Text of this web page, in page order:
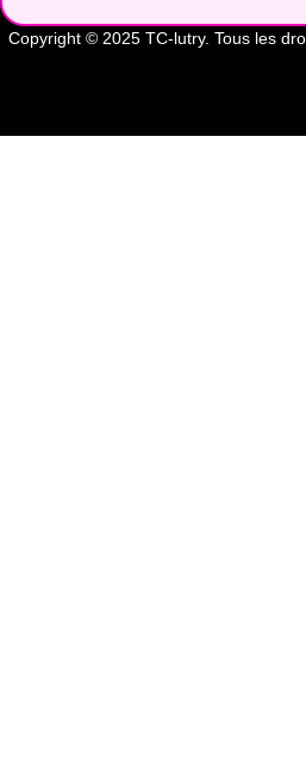
Copyright © 2025 TC-lutry. Tous les